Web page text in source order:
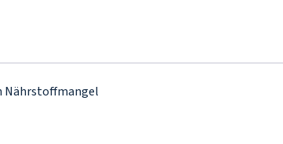
Nährstoffmangel